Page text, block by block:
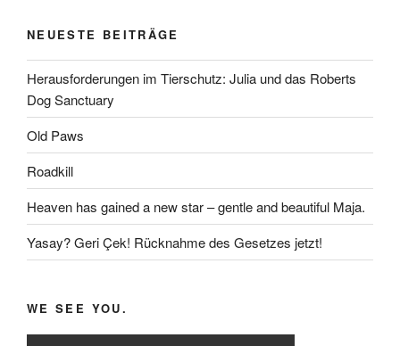
NEUESTE BEITRÄGE
Herausforderungen im Tierschutz: Julia und das Roberts
Dog Sanctuary
Old Paws
Roadkill
Heaven has gained a new star – gentle and beautiful Maja.
Yasay? Geri Çek! Rücknahme des Gesetzes jetzt!
WE SEE YOU.